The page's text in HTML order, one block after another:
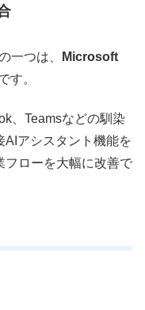
一つは、
Microsoft
す。
、Teamsなどの馴染
アシスタント機能を
フローを大幅に改善で